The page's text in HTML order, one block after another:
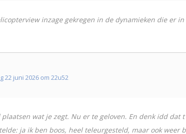
inzage gekregen in de dynamieken die er
22 juni 2026 om 22u52
plaatsen wat je zegt. Nu er te geloven. En denk idd
ja ik ben boos, heel teleurgesteld, maar ook weer